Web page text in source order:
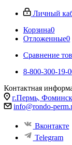
Личный
Корзина0
Отложенные0
Сравнение
8-800-300-19-
Контактная
г.Пермь,
info@rondo-
Вконтакте
Telegram